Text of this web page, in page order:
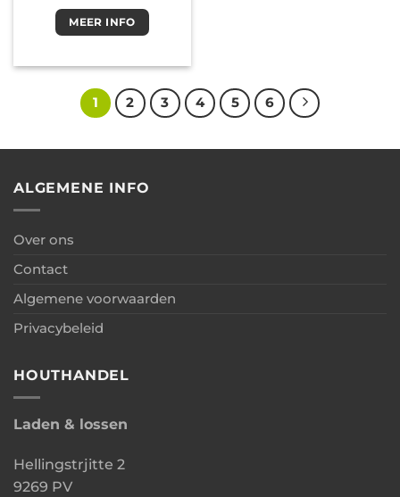
MEER INFO
1 2 3 4 5 6
ALGEMENE INFO
Over ons
Contact
Algemene voorwaarden
Privacybeleid
HOUTHANDEL
Laden & lossen
Hellingstrjitte 2
9269 PV